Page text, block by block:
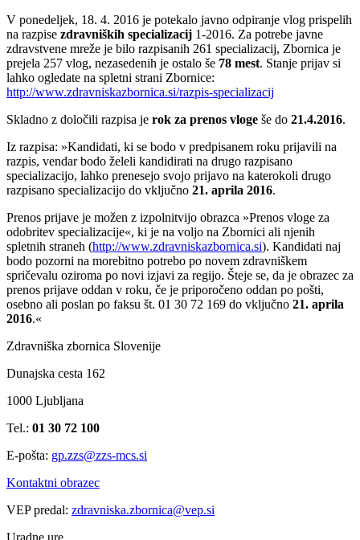
V ponedeljek, 18. 4. 2016 je potekalo javno odpiranje vlog prispelih
na razpise zdravniških specializacij 1-2016. Za potrebe javne
zdravstvene mreže je bilo razpisanih 261 specializacij, Zbornica je
prejela 257 vlog, nezasedenih je ostalo še 78 mest. Stanje prijav si
lahko ogledate na spletni strani Zbornice:
http://www.zdravniskazbornica.si/razpis-specializacij
Skladno z določili razpisa je rok za prenos vloge še do 21.4.2016.
Iz razpisa: »Kandidati, ki se bodo v predpisanem roku prijavili na
razpis, vendar bodo želeli kandidirati na drugo razpisano
specializacijo, lahko prenesejo svojo prijavo na katerokoli drugo
razpisano specializacijo do vključno 21. aprila 2016.
Prenos prijave je možen z izpolnitvijo obrazca »Prenos vloge za
odobritev specializacije«, ki je na voljo na Zbornici ali njenih
spletnih straneh (http://www.zdravniskazbornica.si). Kandidati naj
bodo pozorni na morebitno potrebo po novem zdravniškem
spričevalu oziroma po novi izjavi za regijo. Šteje se, da je obrazec za
prenos prijave oddan v roku, če je priporočeno oddan po pošti,
osebno ali poslan po faksu št. 01 30 72 169 do vključno 21. aprila
2016.«
Zdravniška zbornica Slovenije
Dunajska cesta 162
1000 Ljubljana
Tel.: 01 30 72 100
E-pošta: gp.zzs@zzs-mcs.si
Kontaktni obrazec
VEP predal: zdravniska.zbornica@vep.si
Uradne ure